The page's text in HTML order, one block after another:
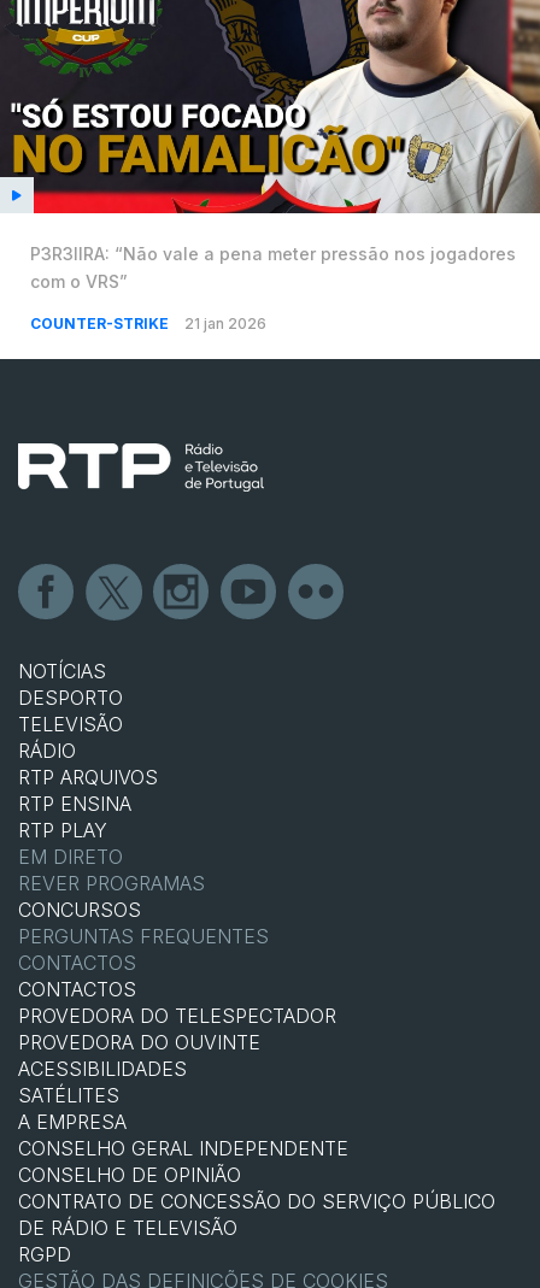
P3R3IIRA: “Não vale a pena meter pressão nos jogadores
com o VRS”
COUNTER-STRIKE 21 jan 2026
NOTÍCIAS
DESPORTO
TELEVISÃO
RÁDIO
RTP ARQUIVOS
RTP ENSINA
RTP PLAY
EM DIRETO
REVER PROGRAMAS
CONCURSOS
PERGUNTAS FREQUENTES
CONTACTOS
CONTACTOS
PROVEDORA DO TELESPECTADOR
PROVEDORA DO OUVINTE
ACESSIBILIDADES
SATÉLITES
A EMPRESA
CONSELHO GERAL INDEPENDENTE
CONSELHO DE OPINIÃO
CONTRATO DE CONCESSÃO DO SERVIÇO PÚBLICO
DE RÁDIO E TELEVISÃO
RGPD
GESTÃO DAS DEFINIÇÕES DE COOKIES